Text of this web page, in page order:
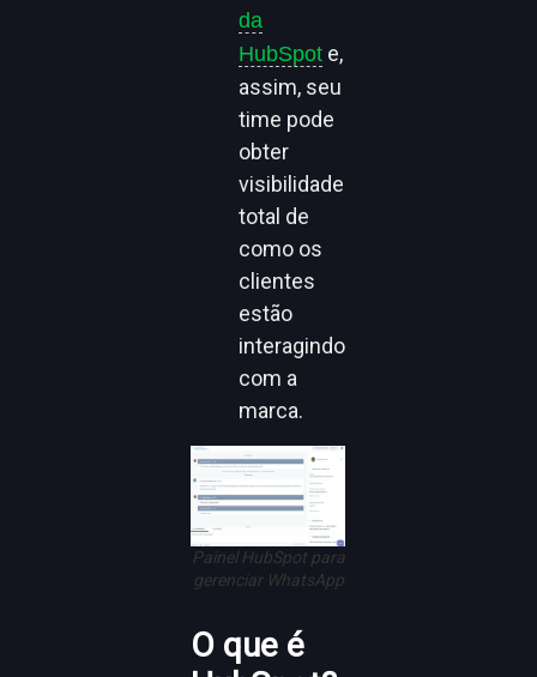
da
HubSpot e,
assim, seu
time pode
obter
visibilidade
total de
como os
clientes
estão
interagindo
com a
marca.
Painel HubSpot para
gerenciar WhatsApp
O que é